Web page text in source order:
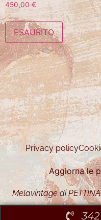
450,00€
ESAURITO
Privacy policy
Aggiorna le
Melavintage di